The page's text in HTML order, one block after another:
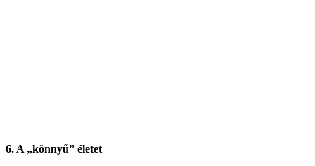
6. A „könnyű” életet